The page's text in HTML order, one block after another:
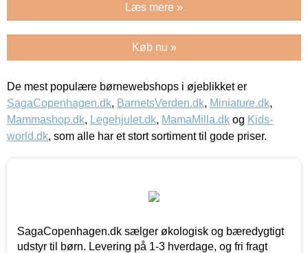
Læs mere »
Køb nu »
De mest populære børnewebshops i øjeblikket er
SagaCopenhagen.dk, BarnetsVerden.dk, Miniature.dk,
Mammashop.dk, Legehjulet.dk, MamaMilla.dk og Kids-
world.dk, som alle har et stort sortiment til gode priser.
SagaCopenhagen.dk sælger økologisk og bæredygtigt
udstyr til børn. Levering på 1-3 hverdage, og fri fragt